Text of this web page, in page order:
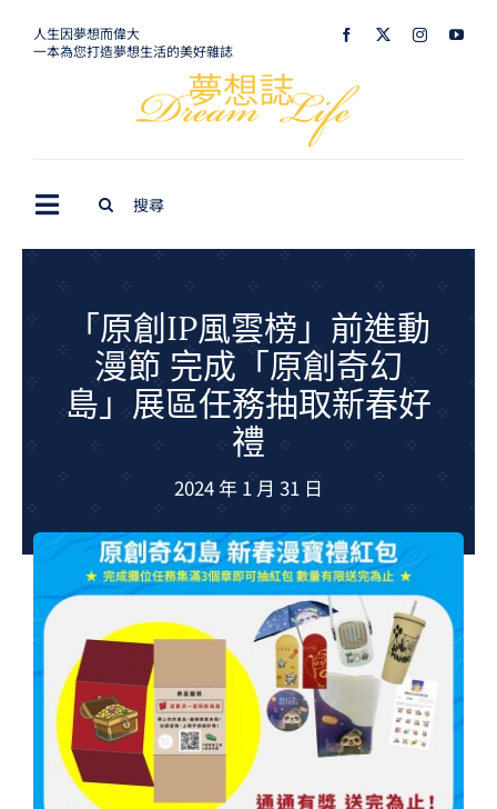
人生因夢想而偉大
一本為您打造夢想生活的美好雜誌
Toggle
Navigation
生活美學
購屋指南
GCU大賽
夢想購物
「原創IP風雲榜」前進動
漫節 完成「原創奇幻
島」展區任務抽取新春好
禮
2024 年 1 月 31 日